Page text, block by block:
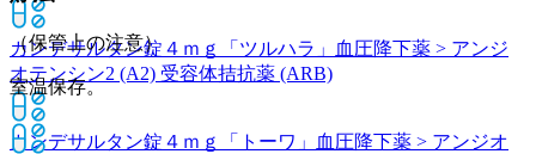
カンデサルタン錠４ｍｇ「ツルハラ」
血圧降下薬 > アンジ
オテンシン2 (A2) 受容体拮抗薬 (ARB)
カンデサルタン錠４ｍｇ「トーワ」
血圧降下薬 > アンジオ
（保管上の注意）
室温保存。